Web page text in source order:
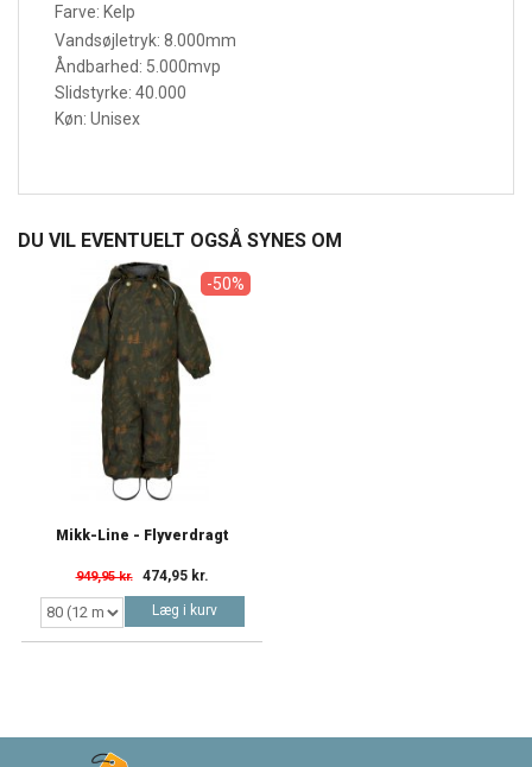
Farve: Kelp
Vandsøjletryk: 8.000mm
Åndbarhed: 5.000mvp
Slidstyrke: 40.000
Køn: Unisex
DU VIL EVENTUELT OGSÅ SYNES OM
-50%
Mikk-Line - Flyverdragt
949,95 kr. 474,95 kr.
Læg i kurv